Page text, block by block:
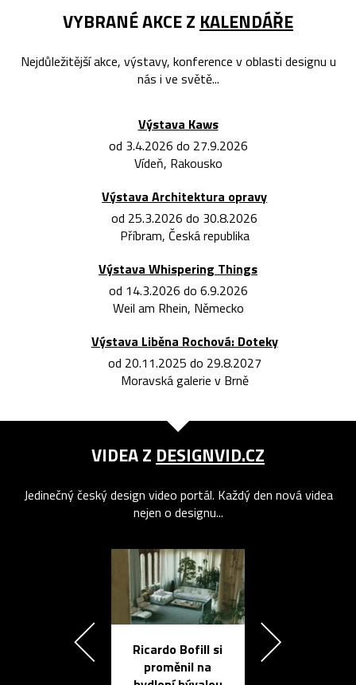
VYBRANÉ AKCE Z KALENDÁŘE
Nejdůležitější akce, výstavy, konference v oblasti designu u
nás i ve světě...
Výstava Kaws
od 3.4.2026 do 27.9.2026
Vídeň, Rakousko
Výstava Architektura opravy
od 25.3.2026 do 30.8.2026
Příbram, Česká republika
Výstava Whispering Things
od 14.3.2026 do 6.9.2026
Weil am Rhein, Německo
Výstava Liběna Rochová: Doteky
od 20.11.2025 do 29.8.2027
Moravská galerie v Brně
VIDEA Z DESIGNVID.CZ
Jedinečný český design video portál. Každý den nová videa
nejen o designu...
Ricardo Bofill si
proměnil na